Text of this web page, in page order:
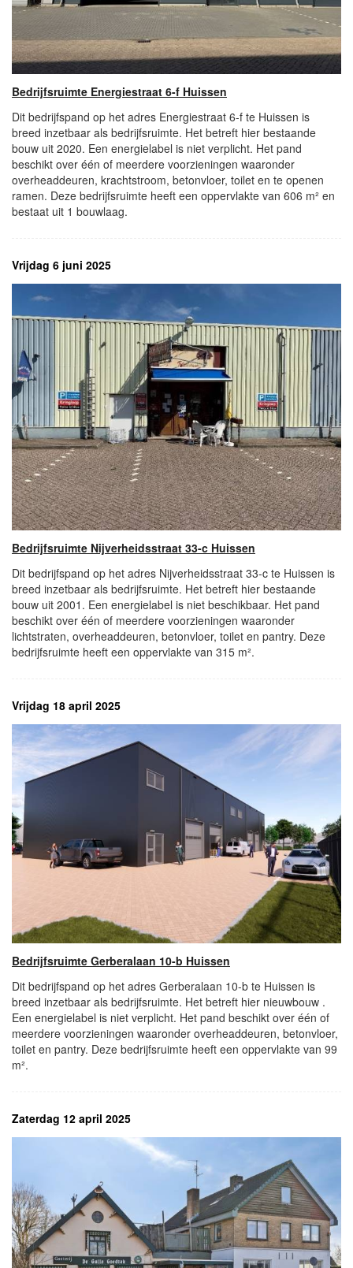
Bedrijfsruimte Energiestraat 6-f Huissen
Dit bedrijfspand op het adres Energiestraat 6-f te Huissen is
breed inzetbaar als bedrijfsruimte. Het betreft hier bestaande
bouw uit 2020. Een energielabel is niet verplicht. Het pand
beschikt over één of meerdere voorzieningen waaronder
overheaddeuren, krachtstroom, betonvloer, toilet en te openen
ramen. Deze bedrijfsruimte heeft een oppervlakte van 606 m² en
bestaat uit 1 bouwlaag.
Vrijdag 6 juni 2025
Bedrijfsruimte Nijverheidsstraat 33-c Huissen
Dit bedrijfspand op het adres Nijverheidsstraat 33-c te Huissen is
breed inzetbaar als bedrijfsruimte. Het betreft hier bestaande
bouw uit 2001. Een energielabel is niet beschikbaar. Het pand
beschikt over één of meerdere voorzieningen waaronder
lichtstraten, overheaddeuren, betonvloer, toilet en pantry. Deze
bedrijfsruimte heeft een oppervlakte van 315 m².
Vrijdag 18 april 2025
Bedrijfsruimte Gerberalaan 10-b Huissen
Dit bedrijfspand op het adres Gerberalaan 10-b te Huissen is
breed inzetbaar als bedrijfsruimte. Het betreft hier nieuwbouw .
Een energielabel is niet verplicht. Het pand beschikt over één of
meerdere voorzieningen waaronder overheaddeuren, betonvloer,
toilet en pantry. Deze bedrijfsruimte heeft een oppervlakte van 99
m².
Zaterdag 12 april 2025